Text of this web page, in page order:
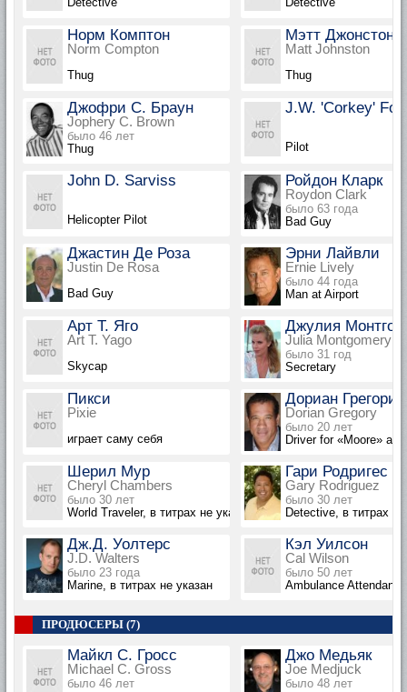
Норм Комптон
Norm Compton
Thug
Мэтт Джонстон
Matt Johnston
Thug
Джофри С. Браун
Jophery C. Brown
было 46 лет
Thug
J.W. 'Corkey'
Pilot
John D. Sarviss
Helicopter Pilot
Ройдон Кларк
Roydon Clark
было 63 года
Bad Guy
Джастин Де Роза
Justin De Rosa
Bad Guy
Эрни Лайвли
Ernie Lively
было 44 года
Man at Airport
Арт Т. Яго
Art T. Yago
Skycap
Джулия
Julia Montgomery
было 31 год
Secretary
Пикси
Pixie
играет саму себя
Дориан Грегори
Dorian Gregory
было 20 лет
Driver for «Moore» at
Шерил Мур
Cheryl Chambers
было 30 лет
World Traveler, в титрах не указана
Гари Родригес
Gary Rodriguez
было 30 лет
Detective, в титрах не
Дж.Д. Уолтерс
J.D. Walters
было 23 года
Marine, в титрах не указан
Кэл Уилсон
Cal Wilson
было 50 лет
Ambulance Attendant,
ПРОДЮСЕРЫ (7)
Майкл С. Гросс
Michael C. Gross
было 46 лет
Джо Медьяк
Joe Medjuck
было 48 лет